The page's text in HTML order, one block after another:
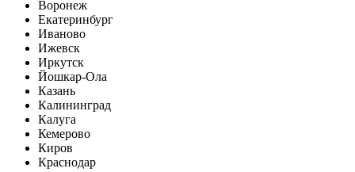
Воронеж
Екатеринбург
Иваново
Ижевск
Иркутск
Йошкар-Ола
Казань
Калининград
Калуга
Кемерово
Киров
Краснодар